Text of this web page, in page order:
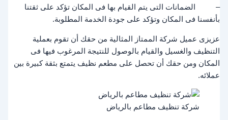
– الضمانات التى يتم القيام بها فى المكان تؤكد على ثقتنا
بأنفسنا فى المكان وتؤكد على جودة الخدمة المطلوبة.
عزيزى عميل شركة الممتاز المثالية من حقك أن تقوم بعملية
التنظيف والغسيل والقيام بالوصول للنتيجة المرغوب فيها فى
المكان ومن حقك أن تحصل على مطعم نظيف يتمتع بثقة كبيرة بين
عملائه.
شركة تنظيف مطاعم بالرياض